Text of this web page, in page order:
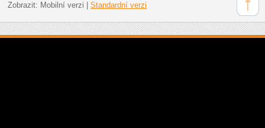
Zobrazit: Mobilní verzi Standardní verzi